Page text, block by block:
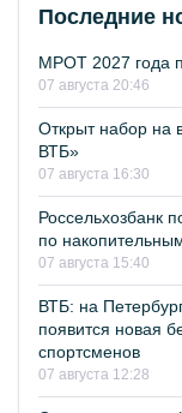
Последние
МРОТ 2027 года
07 августа 20:46
Открыт набор на
ВТБ»
07 августа 16:30
Россельхозбанк
по
07 августа 15:40
ВТБ: на
появится новая
спортсменов
07 августа 12:28